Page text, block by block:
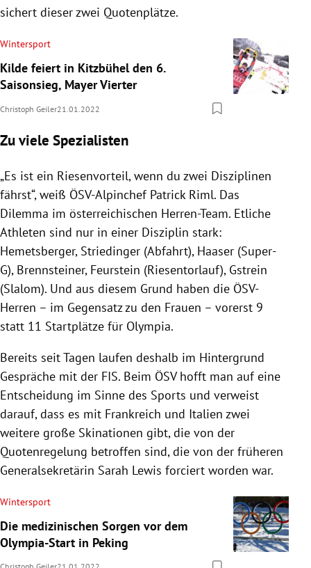
sichert dieser zwei Quotenplätze.
Wintersport
Kilde feiert in Kitzbühel den 6.
Saisonsieg, Mayer Vierter
Christoph Geiler21.01.2022
Zu viele Spezialisten
„Es ist ein Riesenvorteil, wenn du zwei Disziplinen
fährst“, weiß ÖSV-Alpinchef Patrick Riml. Das
Dilemma im österreichischen Herren-Team. Etliche
Athleten sind nur in einer Disziplin stark:
Hemetsberger, Striedinger (Abfahrt), Haaser (Super-
G), Brennsteiner, Feurstein (Riesentorlauf), Gstrein
(Slalom). Und aus diesem Grund haben die ÖSV-
Herren – im Gegensatz zu den Frauen – vorerst 9
statt 11 Startplätze für Olympia.
Bereits seit Tagen laufen deshalb im Hintergrund
Gespräche mit der FIS. Beim ÖSV hofft man auf eine
Entscheidung im Sinne des Sports und verweist
darauf, dass es mit Frankreich und Italien zwei
weitere große Skinationen gibt, die von der
Quotenregelung betroffen sind, die von der früheren
Generalsekretärin Sarah Lewis forciert worden war.
Wintersport
Die medizinischen Sorgen vor dem
Olympia-Start in Peking